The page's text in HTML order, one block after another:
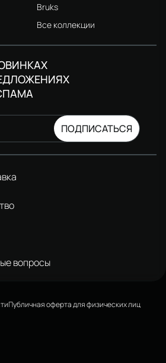
Bruks
Все коллекции
ПОДПИСАТЬСЯ
вопросы
Публичная оферта для физических лиц